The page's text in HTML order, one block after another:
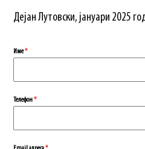
Дејан Лутовски, јануари 2025
Име*
Телефон*